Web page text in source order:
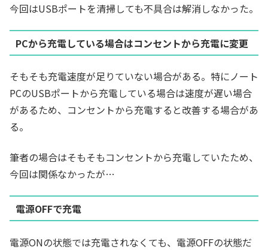
今回はUSBポートを清掃しても不具合は解消しなかった。
PCから充電している場合はコンセントから充電に変更
そもそも充電速度が足りていない場合がある。特にノート
PCのUSBポートから充電している場合は速度が遅い場合
があるため、コンセントから充電すると改善する場合があ
る。
筆者の場合はそもそもコンセントから充電していたため、
今回は関係なかったが…
電源OFFで充電
電源ONの状態では充電されなくても、電源OFFの状態だ